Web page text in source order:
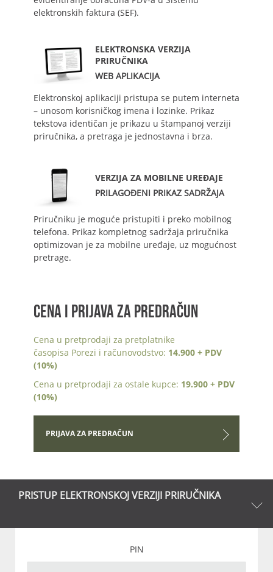
elektronskih faktura (SEF).
ELEKTRONSKA VERZIJA
PRIRUČNIKA
WEB APLIKACIJA
Elektronskoj aplikaciji pristupa se putem interneta
– unosom korisničkog imena i lozinke. Prikaz
tekstova identičan je prikazu u štampanoj verziji
priručnika, a pretraga je jednostavna i brza.
VERZIJA ZA MOBILNE UREĐAJE
PRILAGOĐENI PRIKAZ SADRŽAJA
Priručniku je moguće pristupiti i preko mobilnog
telefona. Prikaz kompletnog sadržaja priručnika
optimizovan je za mobilne uređaje, uz mogućnost
pretrage.
CENA I PRIJAVA ZA PREDRAČUN
Cena u pretprodaji za pretplatnike
časopisa Porezi i računovodstvo: 14.900 + PDV
(10%)
Cena u pretprodaji za ostale kupce: 19.900 + PDV
(10%)
PRIJAVA ZA PREDRAČUN
PRISTUP ELEKTRONSKOJ VERZIJI PRIRUČNIKA
PIN